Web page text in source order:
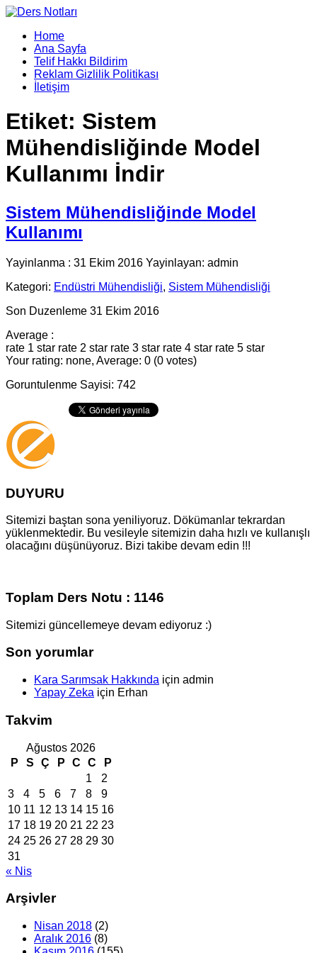
Home
Ana Sayfa
Telif Hakkı Bildirim
Reklam Gizlilik Politikası
İletişim
Etiket: Sistem
Mühendisliğinde Model
Kullanımı İndir
Sistem Mühendisliğinde Model
Kullanımı
Yayinlanma : 31 Ekim 2016 Yayinlayan: admin
Kategori: Endüstri Mühendisliği, Sistem Mühendisliği
Son Duzenleme 31 Ekim 2016
Average :
rate 1 star rate 2 star rate 3 star rate 4 star rate 5 star
Your rating: none, Average: 0 (0 votes)
Goruntulenme Sayisi: 742
DUYURU
Sitemizi baştan sona yeniliyoruz. Dökümanlar tekrardan
yüklenmektedir. Bu vesileyle sitemizin daha hızlı ve kullanışlı
olacağını düşünüyoruz. Bizi takibe devam edin !!!
Toplam Ders Notu : 1146
Sitemizi güncellemeye devam ediyoruz :)
Son yorumlar
Kara Sarımsak Hakkında için admin
Yapay Zeka için Erhan
Takvim
Ağustos 2026
P
S Ç P C C
P
1
2
3
4 5 6 7 8
9
10 11 12 13 14 15 16
17 18 19 20 21 22 23
24 25 26 27 28 29 30
31
« Nis
Arşivler
Nisan 2018 (2)
Aralık 2016 (8)